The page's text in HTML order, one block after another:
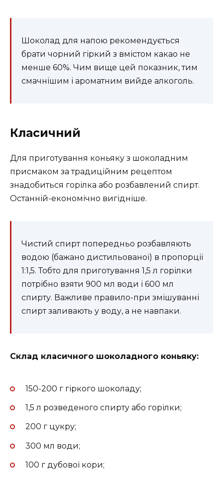
Шоколад для напою рекомендується
брати чорний гіркий з вмістом какао не
менше 60%. Чим вище цей показник, тим
смачнішим і ароматним вийде алкоголь.
Класичний
Для приготування коньяку з шоколадним
присмаком за традиційним рецептом
знадобиться горілка або розбавлений спирт.
Останній-економічно вигідніше.
Чистий спирт попередньо розбавляють
водою (бажано дистильованої) в пропорції
1:1,5. Тобто для приготування 1,5 л горілки
потрібно взяти 900 мл води і 600 мл
спирту. Важливе правило-при змішуванні
спирт заливають у воду, а не навпаки.
Склад класичного шоколадного коньяку:
150-200 г гіркого шоколаду;
1,5 л розведеного спирту або горілки;
200 г цукру;
300 мл води;
100 г дубової кори;